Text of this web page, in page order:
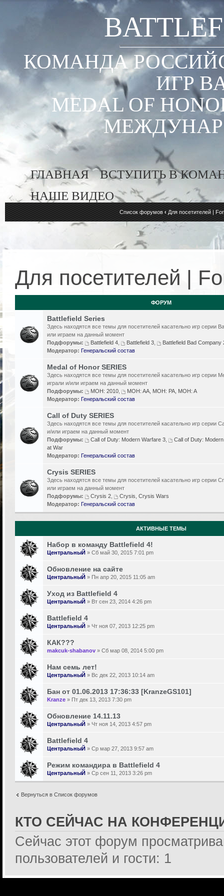
КОМАНДА
ИГР
MEDAL OF
ГЛАВНАЯ
ВСТУПИТЬ В
НАШЕ ВИДЕО
Список форумов ‹ Для посетителей |
Для посетителей |
ФОРУМ
Battlefield Series
Здесь находятся все темы для посетителей касательно игр серии
или играем на данный момент
Подфорумы:
Battlefield 4 Battlefield 3
Battlefield Bad Company
Модератор: Генеральский состав
Medal of Honor SERIES
Здесь находятся все темы для посетителей касательно игр серии
играли и/или играем на данный момент
Подфорумы:
MOH: 2010
MOH: AA, MOH: PA, MOH: A
Модератор: Генеральский состав
Call of Duty SERIES
Здесь находятся все темы для посетителей касательно игр серии
и/или играем на данный момент
Подфорумы:
Call of Duty: Modern Warfare 3
Call of Duty:
at War
Модератор: Генеральский состав
Crysis SERIES
Здесь находятся все темы для посетителей касательно игр серии
или играем на данный момент
Подфорумы:
Crysis 2
Crysis, Crysis Wars
Модератор: Генеральский состав
АКТИВНЫЕ ТЕМЫ
Набор в команду Battlefield 4!
ЦентральныЙ » Сб май 30, 2015 7:01 pm
Обновление на сайте
ЦентральныЙ » Пн апр 20, 2015 11:05 am
Уход из Battlefield 4
ЦентральныЙ » Вт сен 23, 2014 4:26 pm
Battlefield 4
ЦентральныЙ » Чт ноя 07, 2013 12:25 pm
КАК???
makcuk-shabanov » Сб мар 08, 2014 5:00 pm
Нам семь лет!
ЦентральныЙ » Вс дек 22, 2013 10:14 am
Бан от 01.06.2013 17:36:33 [KranzeGS101]
Kranze » Пт дек 13, 2013 7:30 pm
Обновление 14.11.13
ЦентральныЙ » Чт ноя 14, 2013 4:57 pm
Battlefield 4
ЦентральныЙ » Ср мар 27, 2013 9:57 am
Режим командира в Battlefield 4
ЦентральныЙ » Ср сен 11, 2013 3:26 pm
Вернуться в Список форумов
КТО СЕЙЧАС НА
Сейчас этот форум
пользователей и гости: 1